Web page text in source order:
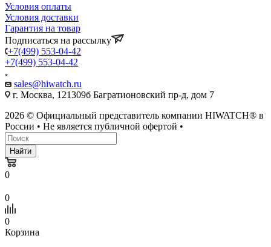
Условия оплаты
Условия доставки
Гарантия на товар
Подписаться на рассылку
+7(499) 553-04-42
+7(499) 553-04-42
sales@hiwatch.ru
г. Москва, 121309б Багратионовский пр-д, дом 7
2026 © Официальный представитель компании HIWATCH® в
России • Не является публичной офертой •
Найти
0
0
0
Корзина